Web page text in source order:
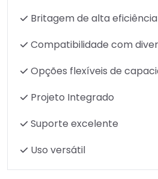
Britagem de alta eficiência
Compatibilidade com
Opções flexíveis de
Projeto Integrado
Suporte excelente
Uso versátil